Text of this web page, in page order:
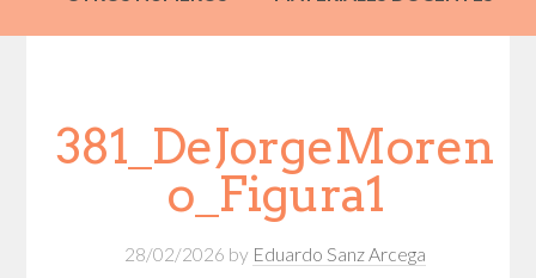
381_DeJorgeMoren
o_Figura1
28/02/2026 by Eduardo Sanz Arcega